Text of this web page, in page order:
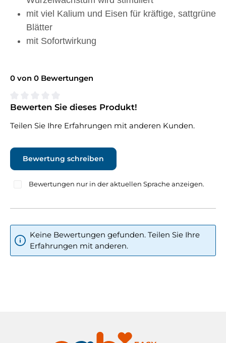
mit viel Kalium und Eisen für kräftige, sattgrüne
Blätter
mit Sofortwirkung
0 von 0 Bewertungen
Durchschnittliche Bewertung von 0 von 5 Sternen
Bewerten Sie dieses Produkt!
Teilen Sie Ihre Erfahrungen mit anderen Kunden.
Bewertung schreiben
Bewertungen nur in der aktuellen Sprache anzeigen.
Keine Bewertungen gefunden. Teilen Sie Ihre
Erfahrungen mit anderen.